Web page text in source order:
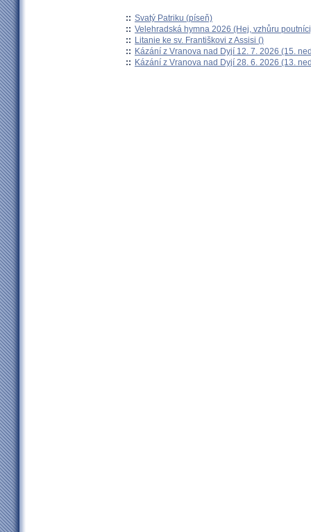
:: Svatý Patriku (píseň)
:: Velehradská hymna 2026 (Hej, vzhůru
:: Litanie ke sv. Františkovi z Assisi ()
:: Kázání z Vranova nad Dyjí 12. 7. 2026 (15.
:: Kázání z Vranova nad Dyjí 28. 6. 2026 (13.